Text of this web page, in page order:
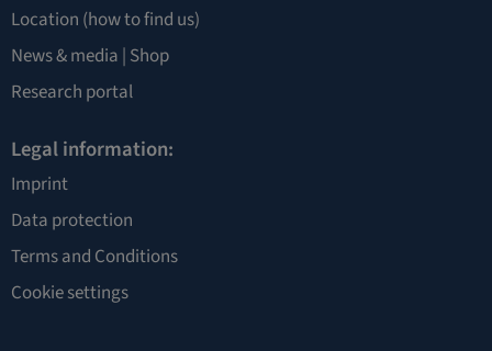
Location (how to find us)
News & media | Shop
Research portal
Legal information:
Imprint
Data protection
Terms and Conditions
Cookie settings